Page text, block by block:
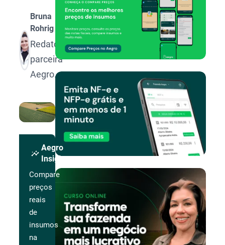
Bruna
Rohrig
Redatora
parceira
Aegro.
insights
Aegro
Insights
Compare
preços
reais
de
insumos
na